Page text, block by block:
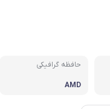
msi
حافظه گرافیکی
AMD